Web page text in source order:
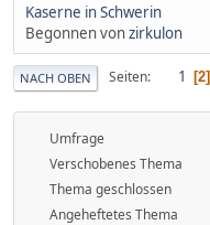
Kaserne in Schwerin
Begonnen vonzirkulon
NACH OBEN Seiten 1 2
Umfrage
Verschobenes Thema
Thema geschlossen
Angeheftetes Thema